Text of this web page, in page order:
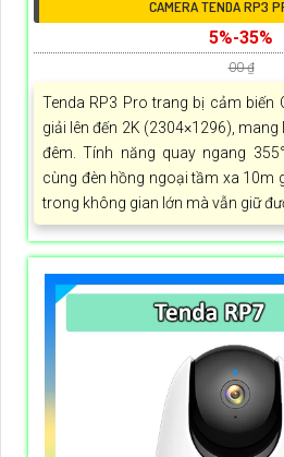
CAMERA TENDA RP3
5%-35%
00 ₫
Tenda RP3 Pro trang bị cảm biến
giải lên đến 2K (2304×1296),
đêm. Tính năng quay ngang
cùng đèn hồng ngoại tầm xa 10m
trong không gian lớn mà vẫn giữ